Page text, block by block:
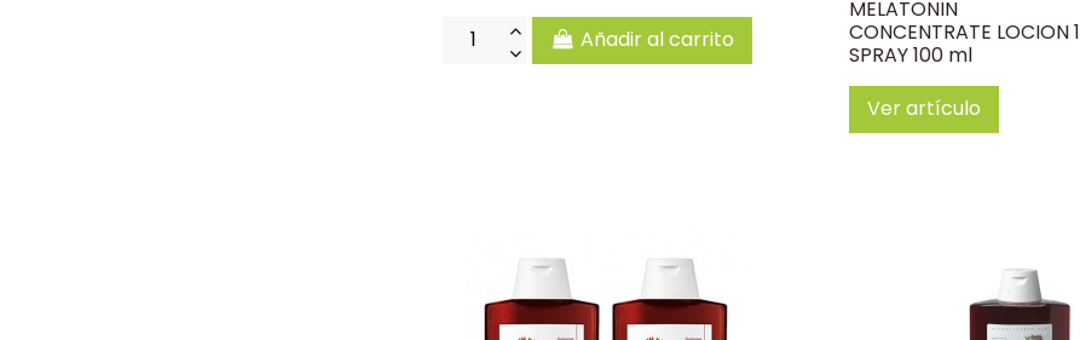
Añadir al carrito
MELATONIN
CONCENTRATE LOCION 1
SPRAY 100 ml
Ver artículo